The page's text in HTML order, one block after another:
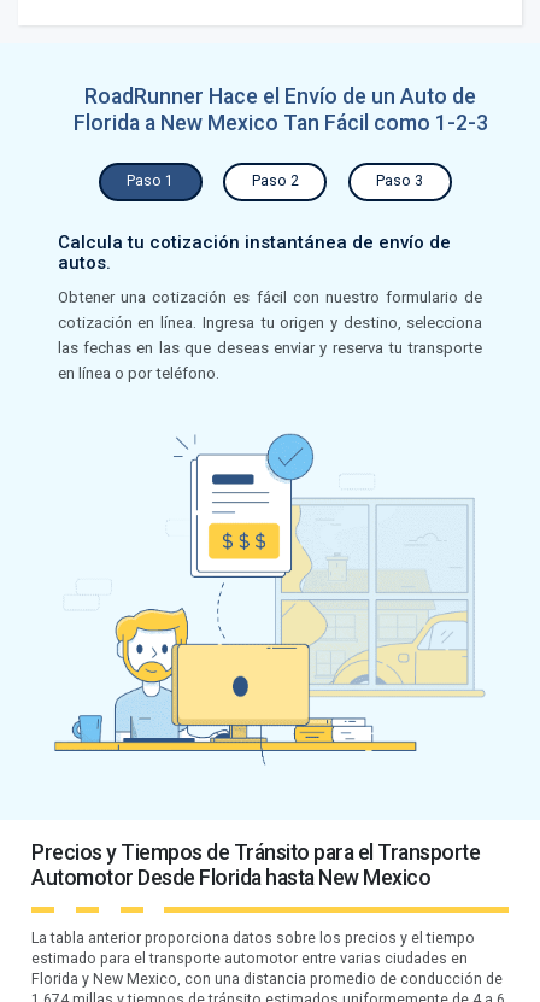
RoadRunner Hace el Envío de un Auto de
Florida a New Mexico Tan Fácil como 1-2-3
Paso 1 Paso 2 Paso 3
Calcula tu cotización instantánea de envío de
autos.
Obtener una cotización es fácil con nuestro formulario de
cotización en línea. Ingresa tu origen y destino, selecciona
las fechas en las que deseas enviar y reserva tu transporte
en línea o por teléfono.
Precios y Tiempos de Tránsito para el Transporte
Automotor Desde Florida hasta New Mexico
La tabla anterior proporciona datos sobre los precios y el tiempo
estimado para el transporte automotor entre varias ciudades en
Florida y New Mexico, con una distancia promedio de conducción de